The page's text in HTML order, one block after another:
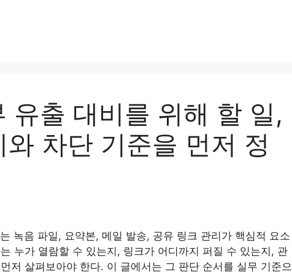
유출 대비를 위해 할 일,
차단 기준을 먼저 정
녹음 파일, 요약본, 메일 발송, 공유 링크 관리가 핵심적 요소
누가 열람할 수 있는지, 링크가 어디까지 퍼질 수 있는지, 관
저 살펴보아야 한다. 이 글에서는 그 판단 순서를 실무 기준으